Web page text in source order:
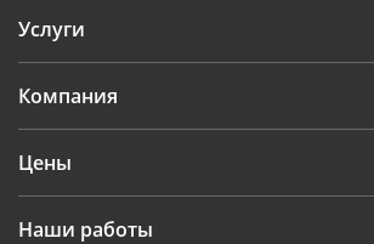
Услуги
Компания
Цены
Наши работы